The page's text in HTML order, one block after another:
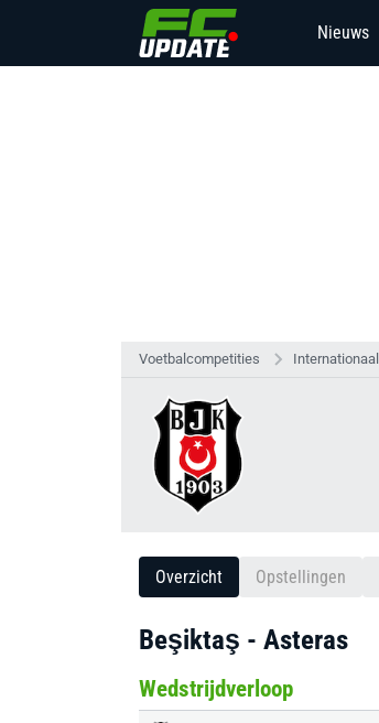
Nieuws
Voetbalcompetities Internationaal
Overzicht Opstellingen
Beşiktaş - Asteras
Wedstrijdverloop